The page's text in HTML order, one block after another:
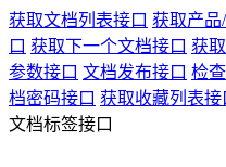
获取文档列表接口 获取产品
口 获取下一个文档接口 获
参数接口 文档发布接口 检
档密码接口 获取收藏列表接
文档标签接口